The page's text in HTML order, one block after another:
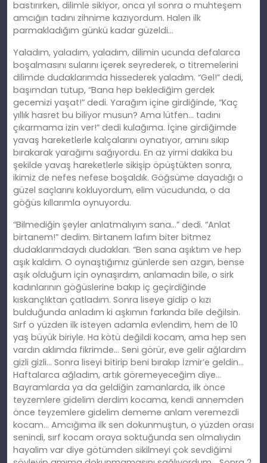
bastırırken, dilimle sikiyor, onca yıl sonra o muhteşem
amcığın tadını zihnime kazıyordum. Halen ilk
parmakladığım günkü kadar güzeldi…
Yaladım, yaladım, yaladım, dilimin ucunda defalarca
boşalmasını sularını içerek seyrederek, o titremelerini
dilimde dudaklarımda hissederek yaladım. “Gel!” dedi,
başımdan tutup, “Bana hep beklediğim gerdek
gecemizi yaşat!” dedi. Yarağım içine girdiğinde, “Kaç
yıllık hasret bu biliyor musun? Ama lütfen… tadını
çıkarmama izin ver!” dedi kulağıma. İçine girdiğimde
yavaş hareketlerle kalçalarını oynatıyor, amını sıkıp
bırakarak yarağımı sağıyordu. En az yirmi dakika bu
şekilde yavaş hareketlerle sikişip öpüştükten sonra,
ikimiz de nefes nefese boşaldık. Göğsüme dayadığı o
güzel saçlarını kokluyordum, elim vücudunda, o da
göğüs kıllarımla oynuyordu.
“Bilmediğin şeyler anlatmalıyım sana…” dedi. “Anlat
birtanem!” dedim. Birtanem lafım biter bitmez
dudaklarımdaydı dudakları. “Ben sana aşıktım ve hep
aşık kaldım. O oynaştığımız günlerde sen azgın, bense
aşık olduğum için oynaşırdım, anlamadın bile, o sirk
kadınlarının göğüslerine bakıp iç geçirdiğinde
kıskançlıktan çatladım. Sonra liseye gidip o kızı
bulduğunda anladım ki aşkımın farkında bile değilsin.
Sırf o yüzden ilk isteyen adamla evlendim, hem de 10
yaş büyük biriyle. Ha kötü değildi kocam, ama hep sen
vardın aklımda fikrimde… Seni görür, eve gelir ağlardım
gizli gizli… Sonra liseyi bitirip beni bırakıp İzmir’e geldin…
Haftalarca ağladım, artık göremeyeceğim diye…
Bayramlarda ya da geldiğin zamanlarda, ilk önce
teyzemlere gidelim derdim kocama, kendi annemden
önce teyzemlere gidelim dememe anlam veremezdi
kocam… Amcığıma ilk sen dokunmuştun, o yüzden orası
senindi, sırf kocam oraya soktuğunda sen olmalıydın
hayalim var diye götümden sikilmeyi çok sevdiğimi